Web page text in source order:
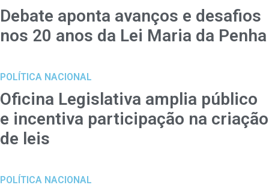
Debate aponta avanços e desafios
nos 20 anos da Lei Maria da Penha
POLÍTICA NACIONAL
Oficina Legislativa amplia público
e incentiva participação na criação
de leis
POLÍTICA NACIONAL